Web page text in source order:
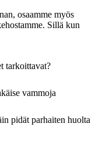
osaamme myös
Sillä kun
tarkoittavat?
vammoja
pidät parhaiten huolta